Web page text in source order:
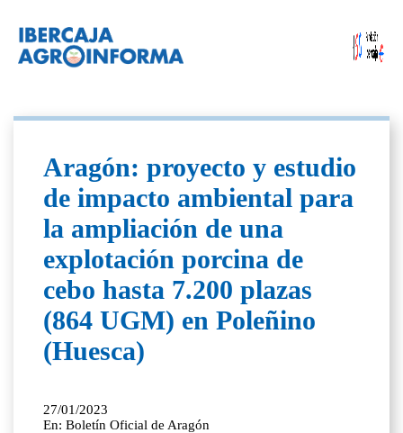
Aragón: proyecto y estudio
de impacto ambiental para
la ampliación de una
explotación porcina de
cebo hasta 7.200 plazas
(864 UGM) en Poleñino
(Huesca)
27/01/2023
En: Boletín Oficial de Aragón